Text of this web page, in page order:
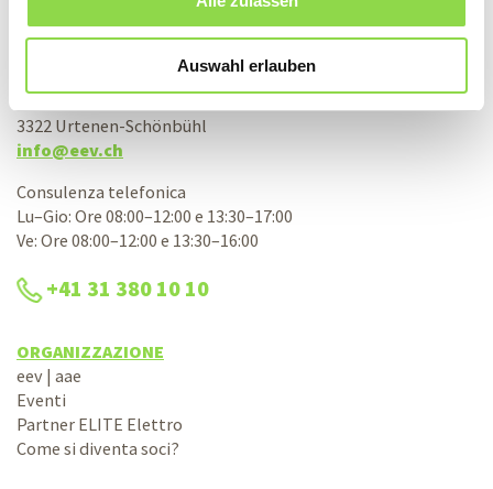
Auswahl erlauben
Associazione svizzera d’acquisto elettrico
aae società cooperativa
Bernstrasse 28
3322 Urtenen-Schönbühl
info@eev.ch
Consulenza telefonica
Lu–Gio: Ore 08:00–12:00 e 13:30–17:00
Ve: Ore 08:00–12:00 e 13:30–16:00
+41 31 380 10 10
ORGANIZZAZIONE
eev | aae
Eventi
Partner ELITE Elettro
Come si diventa soci?